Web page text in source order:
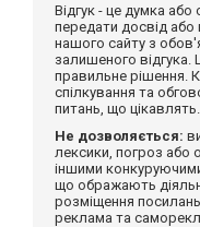
Відгук - це думка
передати досвід
нашого сайту з
залишеного
правильне рішення.
спілкування та
питань, що цікавлять.
Не дозволяється:
лексики, погроз або
іншими
що ображають
розміщення
реклама та